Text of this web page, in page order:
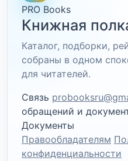
PRO Books
Книжная
Каталог, подборки,
собраны в одном
для читателей.
Связь
обращений и
Документы
Правообладателям
конфиденциальности